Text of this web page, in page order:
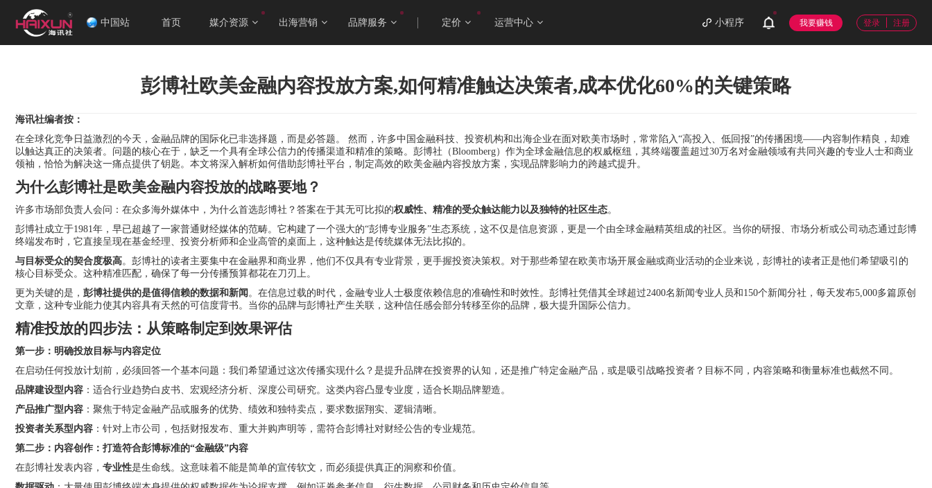
中国站 首页 媒介资源 出海营销 品牌服务 定价 运营中心 小程序 我要赚钱 登录 注册
彭博社欧美金融内容投放方案,如何精准触达决策者,成本优化60%的关键策略
海讯社编者按：
在全球化竞争日益激烈的今天，金融品牌的国际化已非选择题，而是必答题。 然而，许多中国金融科技、投资机构和出海企业在面对欧美市场时，常常陷入“高投入、低回报”的传播困境——内容制作精良，却难
以触达真正的决策者。问题的核心在于，缺乏一个具有全球公信力的传播渠道和精准的策略。彭博社（Bloomberg）作为全球金融信息的权威枢纽，其终端覆盖超过30万名对金融领域有共同兴趣的专业人士和商业
领袖，恰恰为解决这一痛点提供了钥匙。本文将深入解析如何借助彭博社平台，制定高效的欧美金融内容投放方案，实现品牌影响力的跨越式提升。
为什么彭博社是欧美金融内容投放的战略要地？
许多市场部负责人会问：在众多海外媒体中，为什么首选彭博社？答案在于其无可比拟的权威性、精准的受众触达能力以及独特的社区生态。
彭博社成立于1981年，早已超越了一家普通财经媒体的范畴。它构建了一个强大的“彭博专业服务”生态系统，这不仅是信息资源，更是一个由全球金融精英组成的社区。当你的研报、市场分析或公司动态通过彭博
终端发布时，它直接呈现在基金经理、投资分析师和企业高管的桌面上，这种触达是传统媒体无法比拟的。
与目标受众的契合度极高。彭博社的读者主要集中在金融界和商业界，他们不仅具有专业背景，更手握投资决策权。对于那些希望在欧美市场开展金融或商业活动的企业来说，彭博社的读者正是他们希望吸引的
核心目标受众。这种精准匹配，确保了每一分传播预算都花在刀刃上。
更为关键的是， 彭博社提供的是值得信赖的数据和新闻 。在信息过载的时代，金融专业人士极度依赖信息的准确性和时效性。彭博社凭借其全球超过2400名新闻专业人员和150个新闻分社，每天发布5,000多篇原创
文章，这种专业能力使其内容具有天然的可信度背书。当你的品牌与彭博社产生关联，这种信任感会部分转移至你的品牌，极大提升国际公信力。
精准投放的四步法：从策略制定到效果评估
第一步：明确投放目标与内容定位
在启动任何投放计划前，必须回答一个基本问题：我们希望通过这次传播实现什么？是提升品牌在投资界的认知，还是推广特定金融产品，或是吸引战略投资者？目标不同，内容策略和衡量标准也截然不同。
品牌建设型内容 ：适合行业趋势白皮书、宏观经济分析、深度公司研究。这类内容凸显专业度，适合长期品牌塑造。
产品推广型内容 ：聚焦于特定金融产品或服务的优势、绩效和独特卖点，要求数据翔实、逻辑清晰。
投资者关系型内容 ：针对上市公司，包括财报发布、重大并购声明等，需符合彭博社对财经公告的专业规范。
第二步：内容创作：打造符合彭博标准的“金融级”内容
在彭博社发表内容， 专业性是生命线。这意味着不能是简单的宣传软文，而必须提供真正的洞察和价值。